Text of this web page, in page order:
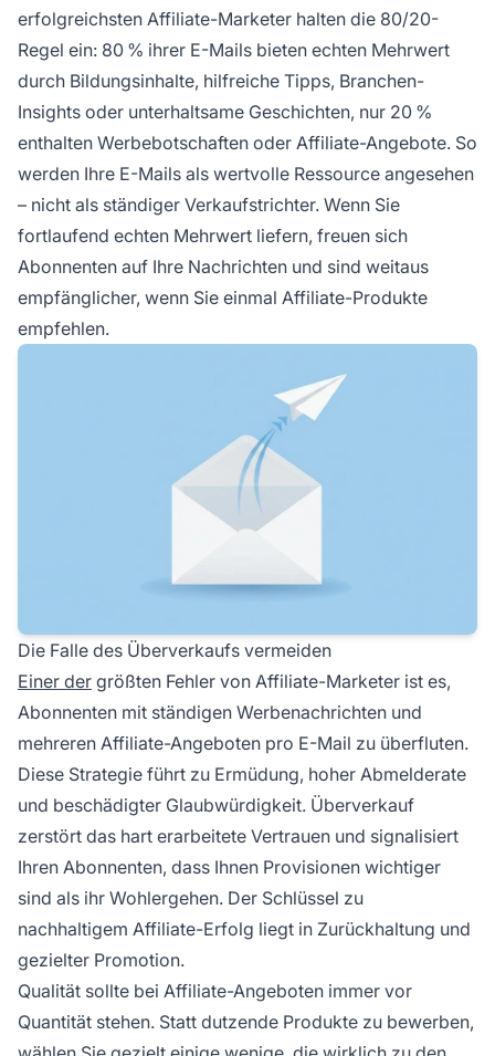
erfolgreichsten Affiliate-Marketer halten die 80/20-
Regel ein: 80 % ihrer E-Mails bieten echten Mehrwert
durch Bildungsinhalte, hilfreiche Tipps, Branchen-
Insights oder unterhaltsame Geschichten, nur 20 %
enthalten Werbebotschaften oder Affiliate-Angebote. So
werden Ihre E-Mails als wertvolle Ressource angesehen
– nicht als ständiger Verkaufstrichter. Wenn Sie
fortlaufend echten Mehrwert liefern, freuen sich
Abonnenten auf Ihre Nachrichten und sind weitaus
empfänglicher, wenn Sie einmal Affiliate-Produkte
empfehlen.
Die Falle des Überverkaufs vermeiden
Einer der größten Fehler von Affiliate-Marketer ist es,
Abonnenten mit ständigen Werbenachrichten und
mehreren Affiliate-Angeboten pro E-Mail zu überfluten.
Diese Strategie führt zu Ermüdung, hoher Abmelderate
und beschädigter Glaubwürdigkeit. Überverkauf
zerstört das hart erarbeitete Vertrauen und signalisiert
Ihren Abonnenten, dass Ihnen Provisionen wichtiger
sind als ihr Wohlergehen. Der Schlüssel zu
nachhaltigem Affiliate-Erfolg liegt in Zurückhaltung und
gezielter Promotion.
Qualität sollte bei Affiliate-Angeboten immer vor
Quantität stehen. Statt dutzende Produkte zu bewerben,